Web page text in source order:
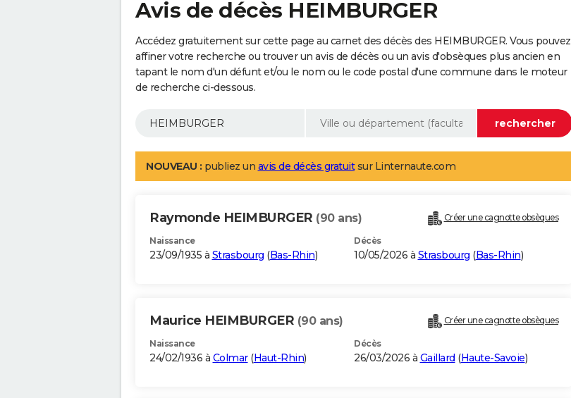
Avis de décès HEIMBURGER
Accédez gratuitement sur cette page au carnet des décès des HEIMBURGER. Vous pouvez
affiner votre recherche ou trouver un avis de décès ou un avis d'obsèques plus ancien en
tapant le nom d'un défunt et/ou le nom ou le code postal d'une commune dans le moteur
de recherche ci-dessous.
NOUVEAU : publiez un avis de décès gratuitsur Linternaute.com
Raymonde HEIMBURGER (90 ans) Créer une cagnotte obsèques
Naissance
23/09/1935 à Strasbourg (Bas-Rhin)
Décès
10/05/2026 à Strasbourg (Bas-Rhin)
Maurice HEIMBURGER (90 ans) Créer une cagnotte obsèques
Naissance
24/02/1936 à Colmar(Haut-Rhin)
Décès
26/03/2026 à Gaillard (Haute-Savoie)